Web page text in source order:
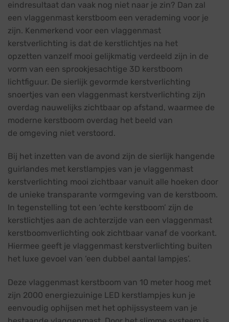
eindresultaat dan vaak nog niet naar je zin? Dan zal
een vlaggenmast kerstboom een verademing voor je
zijn. Kenmerkend voor een vlaggenmast
kerstverlichting is dat de kerstlichtjes na het
opzetten vanzelf mooi gelijkmatig verdeeld zijn in de
vorm van een sprookjesachtige 3D kerstboom
lichtfiguur. De sierlijk gevormde kerstverlichting
snoertjes van een vlaggenmast kerstverlichting zijn
overdag nauwelijks zichtbaar op afstand, waarmee de
moderne kerstboom overdag het beeld van
de omgeving niet verstoord.
Bij het inzetten van de avond zijn de sierlijk hangende
guirlandes met kerstlampjes van je vlaggenmast
kerstverlichting mooi zichtbaar vanuit alle hoeken door
de unieke transparante vormgeving van de kerstboom.
In tegenstelling tot een ‘echte kerstboom’ zijn de
kerstlichtjes aan de achterzijde van een vlaggenmast
kerstboomverlichting ook zichtbaar vanaf de voorkant.
Hiermee geeft je vlaggenmast kerstverlichting buiten
het luxe gevoel van ‘een dubbel aantal lampjes’.
Deze vlaggenmast kerstboom van 10 meter hoog met
zijn 2000 energiezuinige LED kerstlampjes kun je
eenvoudig ophijsen met het ophijssysteem van je